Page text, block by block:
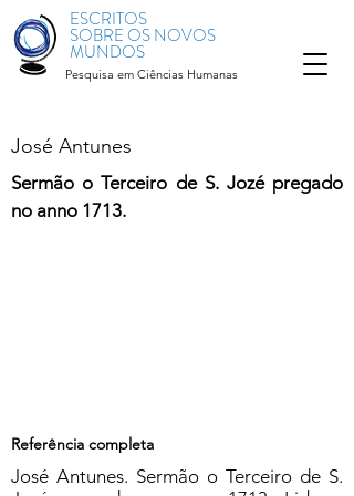
ESCRITOS
SOBRE OS NOVOS
MUNDOS
Pesquisa em Ciências Humanas
José Antunes
Sermão o Terceiro de S. Jozé pregado
no anno 1713.
Referência completa
José Antunes. Sermão o Terceiro de S.